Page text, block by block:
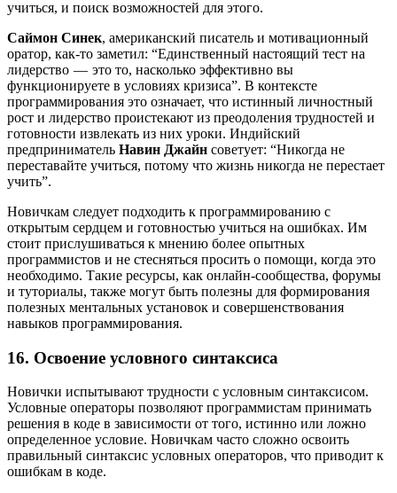
учиться, и поиск возможностей для этого.
Саймон Синек, американский писатель и мотивационный
оратор, как-то заметил: “Единственный настоящий тест на
лидерство — это то, насколько эффективно вы
функционируете в условиях кризиса”. В контексте
программирования это означает, что истинный личностный
рост и лидерство проистекают из преодоления трудностей и
готовности извлекать из них уроки. Индийский
предприниматель Навин Джайн советует: “Никогда не
переставайте учиться, потому что жизнь никогда не перестает
учить”.
Новичкам следует подходить к программированию с
открытым сердцем и готовностью учиться на ошибках. Им
стоит прислушиваться к мнению более опытных
программистов и не стесняться просить о помощи, когда это
необходимо. Такие ресурсы, как онлайн-сообщества, форумы
и туториалы, также могут быть полезны для формирования
полезных ментальных установок и совершенствования
навыков программирования.
16. Освоение условного синтаксиса
Новички испытывают трудности с условным синтаксисом.
Условные операторы позволяют программистам принимать
решения в коде в зависимости от того, истинно или ложно
определенное условие. Новичкам часто сложно освоить
правильный синтаксис условных операторов, что приводит к
ошибкам в коде.